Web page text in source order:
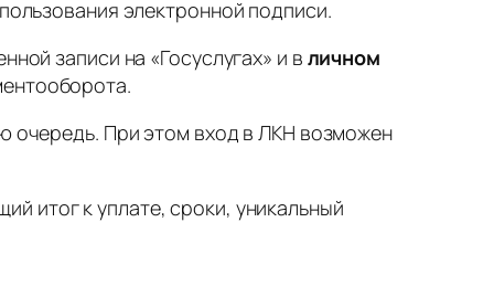
электронной подписи.
записи на «Госуслугах» и в личном
очередь. При этом вход в ЛКН возможен
итог к уплате, сроки, уникальный